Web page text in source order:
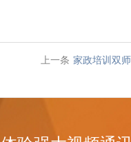
上一条 家政培训双